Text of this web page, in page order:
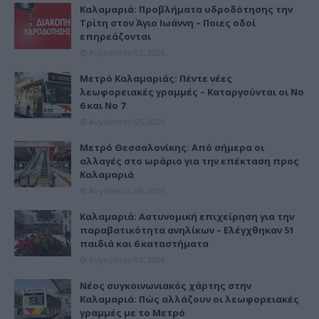
Καλαμαριά: Προβλήματα υδροδότησης την
Τρίτη στον Άγιο Ιωάννη – Ποιες οδοί
επηρεάζονται
Μετρό Καλαμαριάς: Πέντε νέες
λεωφορειακές γραμμές – Καταργούνται οι Νο
6 και Νο 7
Μετρό Θεσσαλονίκης: Από σήμερα οι
αλλαγές στο ωράριο για την επέκταση προς
Καλαμαριά
Καλαμαριά: Αστυνομική επιχείρηση για την
παραβατικότητα ανηλίκων – Ελέγχθηκαν 51
παιδιά και 6 καταστήματα
Νέος συγκοινωνιακός χάρτης στην
Καλαμαριά: Πώς αλλάζουν οι λεωφορειακές
γραμμές με το Μετρό